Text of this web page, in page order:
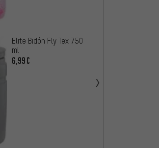
Elite Bidón Fly Tex 750
ml
6,99€